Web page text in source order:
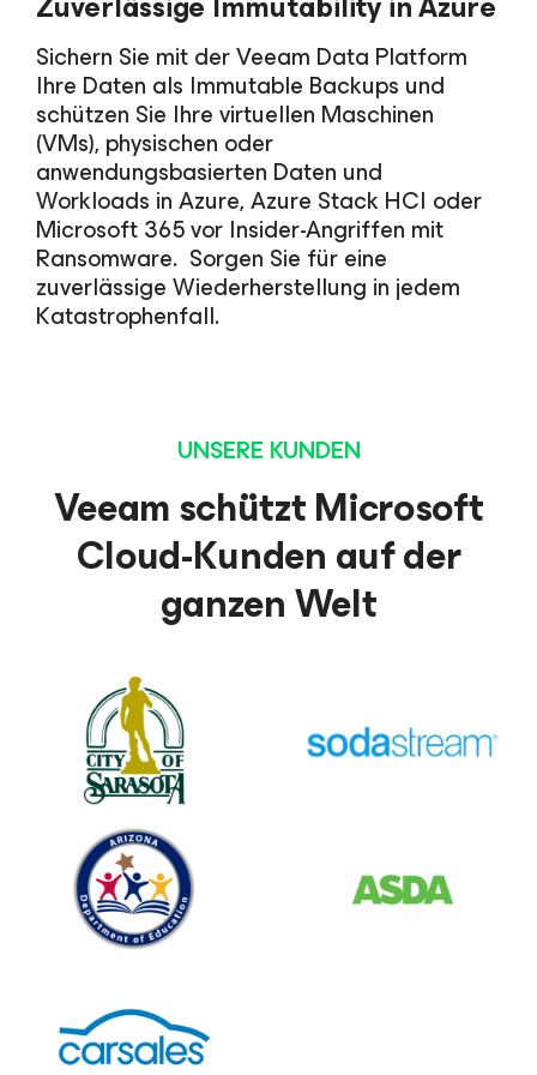
Sichern Sie mit der Veeam Data Platform
Ihre Daten als Immutable Backups und
schützen Sie Ihre virtuellen Maschinen
(VMs), physischen oder
anwendungsbasierten Daten und
Workloads in Azure, Azure Stack HCI oder
Microsoft 365 vor Insider-Angriffen mit
Ransomware. Sorgen Sie für eine
zuverlässige Wiederherstellung in jedem
Katastrophenfall.
UNSERE KUNDEN
Veeam schützt Microsoft
Cloud-Kunden auf der
ganzen Welt